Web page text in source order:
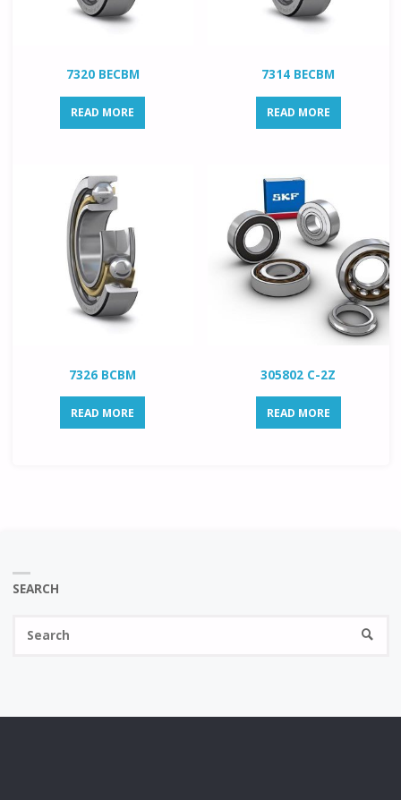
7320 BECBM
READ MORE
7314 BECBM
READ MORE
7326 BCBM
READ MORE
305802 C-2Z
READ MORE
SEARCH